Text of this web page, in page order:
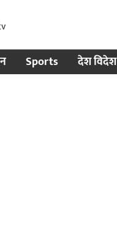
Sports देश विदेश